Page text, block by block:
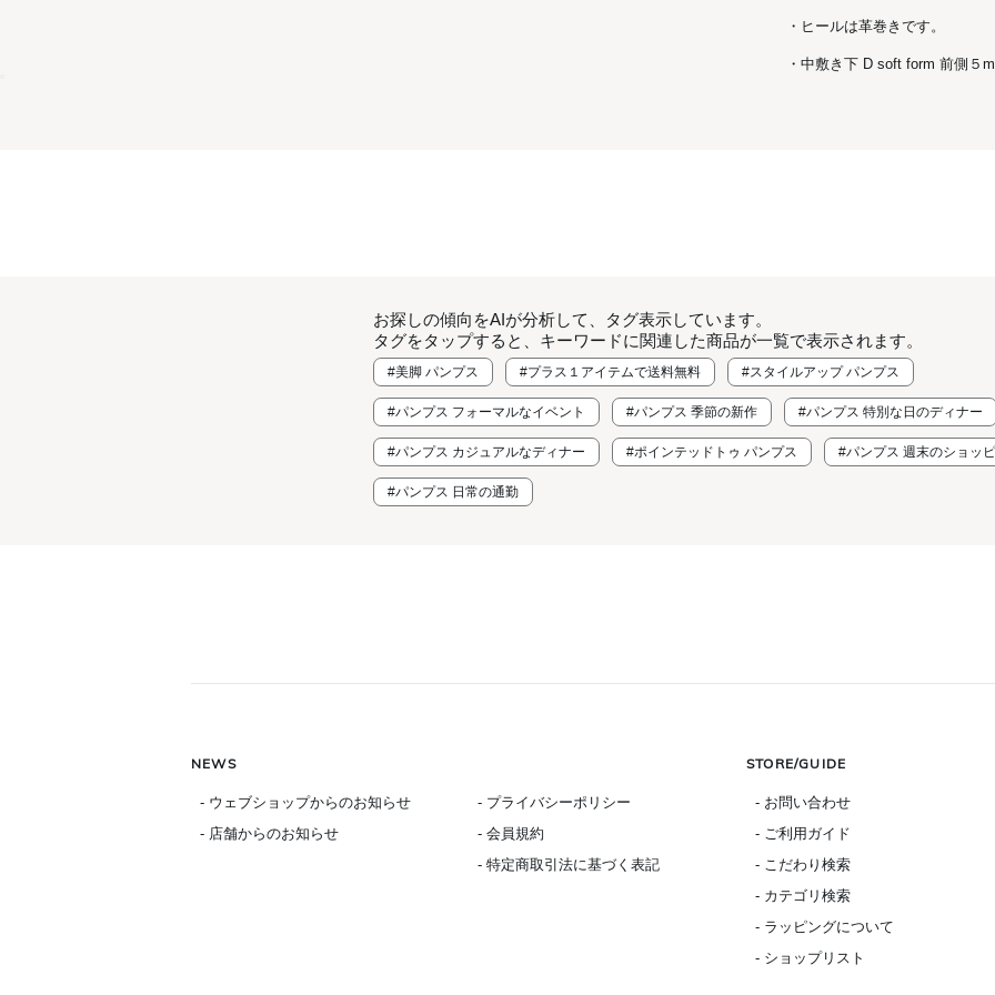
・ヒールは革巻きです。
・中敷き下 D soft form 前側５
お探しの傾向をAIが分析して、タグ表示しています。
タグをタップすると、キーワードに関連した商品が一覧で表示されます。
#美脚 パンプス #プラス１アイテムで送料無料 #スタイルアップ パンプス
#パンプス フォーマルなイベント #パンプス 季節の新作 #パンプス 特別な日のディナー
#パンプス カジュアルなディナー #ポインテッドトゥ パンプス #パンプス 週末のショッ
#パンプス 日常の通勤
NEWS
- ウェブショップからのお知らせ
- 店舗からのお知らせ
- プライバシーポリシー
- 会員規約
- 特定商取引法に基づく表記
STORE/GUIDE
- お問い合わせ
- ご利用ガイド
- こだわり検索
- カテゴリ検索
- ラッピングについて
- ショップリスト